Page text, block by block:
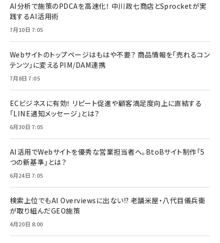
AI分析で施策のPDCAを高速化！ 中川政七商店とSprocketが実
践するAI活用術
7月10日 7:05
Webサイトのトップページはもはや不要？ 商品情報を「売れるコン
テンツ」に変えるPIM/DAM連携
7月8日 7:05
ECビジネスに有効！ リピート促進や顧客満足度向上に直結する
「LINE通知メッセージ」とは？
6月30日 7:05
AI活用でWebサイトを優秀な営業担当者へ。BtoBサイト制作「5
つの新基準」とは？
6月24日 7:05
検索上位でもAI Overviewsに出ない!? 老舗米屋・八代目儀兵衛
が取り組んだGEO施策
4月20日 8:00